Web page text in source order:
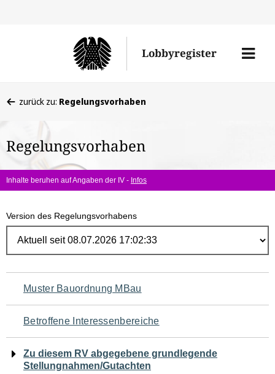
Lobbyregister
Menü
befinden
hier:
zurück zu: Regelungsvorhaben
Regelungsvorhaben
Inhalte beruhen auf Angaben der IV - Infos
Version des Regelungsvorhabens
Navigation
für
den
Seiteninhalt
Muster Bauordnung MBau
Betroffene Interessenbereiche
Zu diesem RV abgegebene grundlegende
Stellungnahmen/Gutachten